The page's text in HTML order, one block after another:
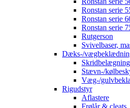
Ronstan serie
Ronstan serie
Ronstan serie
Rutgerson
Svivelbaser,
Dæks-/
Skridbelægning
Stævn-/
Væg-/
Rigudstyr
Aflastere